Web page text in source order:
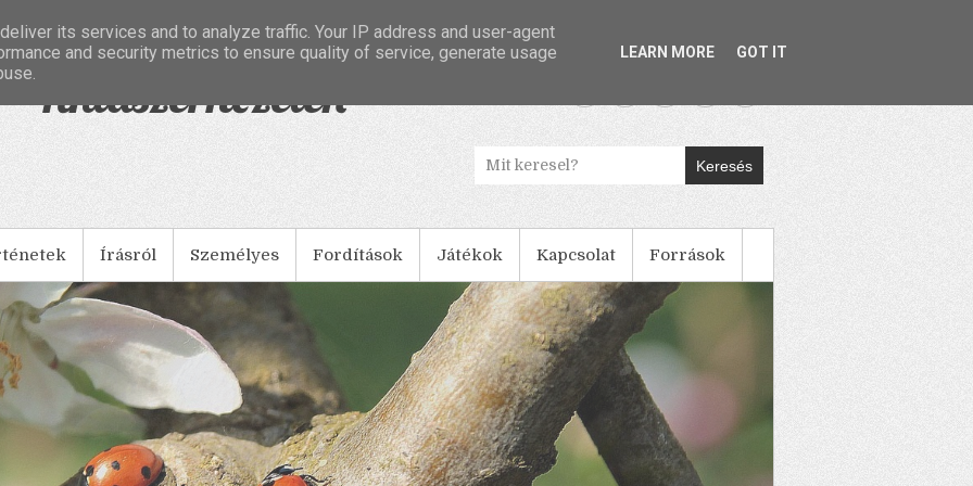
Tintaszerkezetek
Keresés
Írásról Személyes Fordítások Játékok Kapcsolat Források
its services and to analyze traffic. Your IP address and user-agent
and security metrics to ensure quality of service, generate usage
LEARN MORE GOT IT